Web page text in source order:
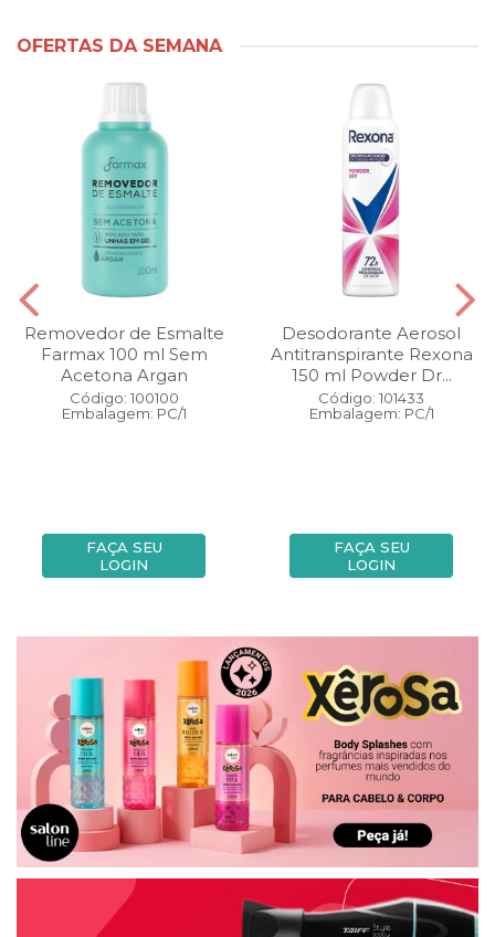
OFERTAS DA SEMANA
Removedor de Esmalte
Farmax 100 ml Sem
Acetona Argan
Código: 100100
Embalagem: PC/1
FAÇA SEU
LOGIN
Desodorante Aerosol
Antitranspirante Rexona
150 ml Powder Dr...
Código: 101433
Embalagem: PC/1
FAÇA SEU
LOGIN